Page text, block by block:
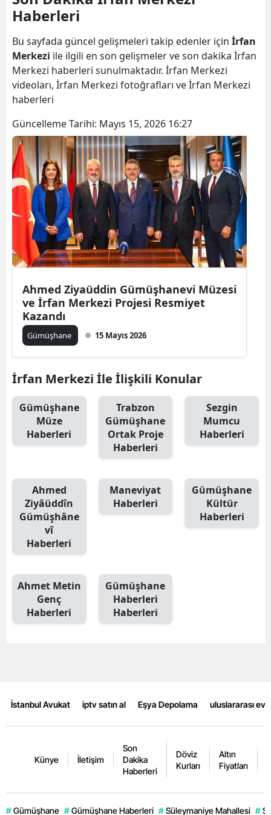
Bingöl
Bitlis
Bolu
Bursa
Çanakkale
Çankırı
Çorum
Denizli
Diyarbakır
Edirne
Erzurum
Eskişehir
Gaziantep
Giresun
Gümüşhane
Hakkari
Hatay
İstanbul
İzmir
Kırklareli
Kocaeli
Kütahya
Haberleri
Bu sayfada güncel gelişmeleri takip edenler için İrfan
Merkezi ile ilgili en son gelişmeler ve son dakika İrfan
Merkezi haberleri sunulmaktadır. İrfan Merkezi
videoları, İrfan Merkezi fotoğrafları ve İrfan Merkezi
haberleri
Güncelleme Tarihi: Mayıs 15, 2026 16:27
Ahmed Ziyaüddin Gümüşhanevi Müzesi
ve İrfan Merkezi Projesi Resmiyet
Kazandı
Gümüşhane 15 Mayıs 2026
İrfan Merkezi İle İlişkili Konular
Gümüşhane
Müze
Haberleri
Trabzon
Gümüşhane
Ortak Proje
Haberleri
Sezgin
Mumcu
Haberleri
Ahmed
Ziyâüddîn
Gümüşhâne
vî
Haberleri
Maneviyat
Haberleri
Gümüşhane
Kültür
Haberleri
Ahmet Metin
Genç
Haberleri
Gümüşhane
Haberleri
Haberleri
İstanbul Avukat iptv satın al Eşya Depolama uluslararası
Künye İletişim
Son
Dakika
Haberleri
Döviz
Kurları
Altın
Fiyatları
# Gümüşhane # Gümüşhane Haberleri # Süleymaniye Mahallesi #